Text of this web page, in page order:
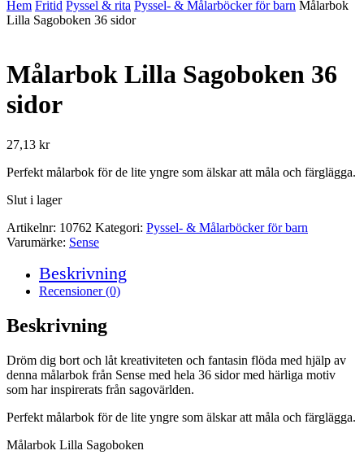
Hem Fritid Pyssel & rita Pyssel- & Målarböcker för barn Målarbok
Lilla Sagoboken 36 sidor
Målarbok Lilla Sagoboken 36
sidor
27,13 kr
Perfekt målarbok för de lite yngre som älskar att måla och färglägga.
Slut i lager
Artikelnr: 10762 Kategori: Pyssel- & Målarböcker för barn
Varumärke: Sense
Beskrivning
Recensioner (0)
Beskrivning
Dröm dig bort och låt kreativiteten och fantasin flöda med hjälp av
denna målarbok från Sense med hela 36 sidor med härliga motiv
som har inspirerats från sagovärlden.
Perfekt målarbok för de lite yngre som älskar att måla och färglägga.
Målarbok Lilla Sagoboken